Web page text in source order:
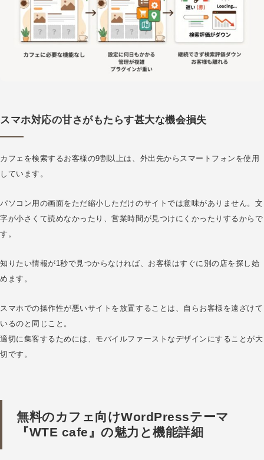
スマホ対応の甘さがもたらす甚大な機会損失
カフェを検索するお客様の9割以上は、外出先からスマートフォンを使用
しています。
パソコン用の画面をただ縮小しただけのサイトでは意味がありません。文
字が小さくて読めなかったり、営業時間が見つけにくかったりするからで
す。
知りたい情報が1秒で見つからなければ、お客様はすぐに別の店を探し始
めます。
スマホでの操作性が悪いサイトを放置することは、自らお客様を遠ざけて
いるのと同じこと。
適切に集客するためには、モバイルファーストなデザインにすることが大
切です。
無料のカフェ向けWordPressテーマ
『WTE cafe』の魅力と機能詳細